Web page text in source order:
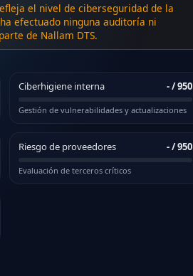
el nivel de ciberseguridad de la
efectuado ninguna auditoría ni
de Nallam DTS.
Ciberhigiene interna -/ 950
Gestión de vulnerabilidades y actualizaciones
Riesgo de proveedores -/ 950
Evaluación de terceros críticos